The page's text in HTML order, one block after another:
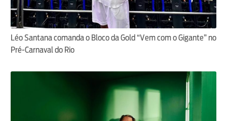
Léo Santana comanda o Bloco da Gold “Vem com o Gigante” no
Pré-Carnaval do Rio